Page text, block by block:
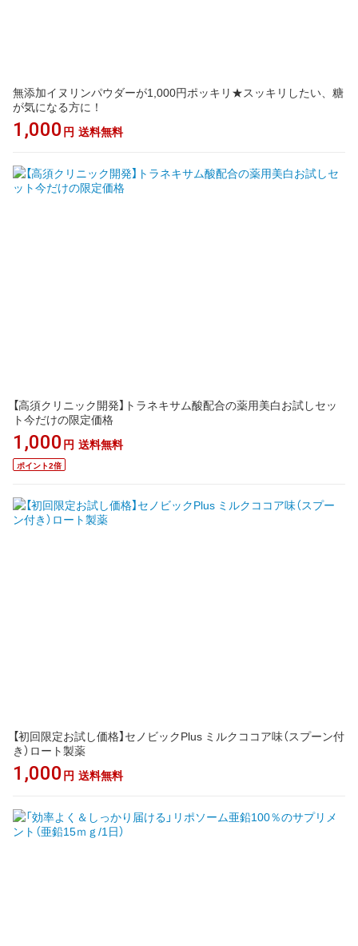
無添加イヌリンパウダーが1,000円ポッキリ★スッキリしたい、糖
が気になる方に！
1,000 円 送料無料
【高須クリニック開発】トラネキサム酸配合の薬用美白お試しセッ
ト今だけの限定価格
1,000 円 送料無料
ポイント2倍
【初回限定お試し価格】セノビックPlus ミルクココア味（スプーン付
き）ロート製薬
1,000 円 送料無料